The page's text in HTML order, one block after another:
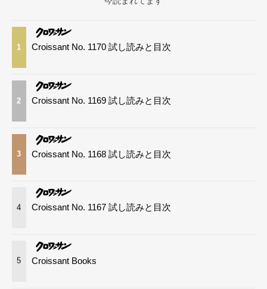
1 Croissant No. 1170 試し読みと目次
2 Croissant No. 1169 試し読みと目次
3 Croissant No. 1168 試し読みと目次
4 Croissant No. 1167 試し読みと目次
5 Croissant Books